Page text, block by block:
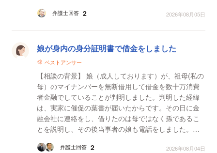
弁護士回答 2 2026年08月05日
娘が身内の身分証明書で借金をしました
ベストアンサー
【相談の背景】 娘（成人しております）が、祖母(私の
母）のマイナンバーを無断借用して借金を数十万消費
者金融でしていることが判明しました。判明した経緯
は、実家に催促の葉書が届いたからです。その日に金
融会社に連絡をし、借りたのは母ではなく孫であるこ
とを説明し、その後当事者の娘も電話をしました。結
その間に...弁護士回答 2 2026年08月04日